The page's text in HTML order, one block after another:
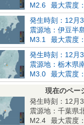
M2.6
最大震度
発生時刻：12月
震源地：伊豆半
M3.1
最大震度
発生時刻：12月
震源地：栃木県
M3.0
最大震度
現在のペー
発生時刻：12月
震源地：千葉県
M2.4
最大震度